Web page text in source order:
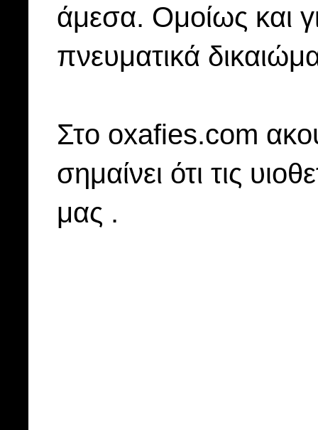
άμεσα. Ομοίως και
πνευματικά
Στo oxafies.com
σημαίνει ότι τις
μας .